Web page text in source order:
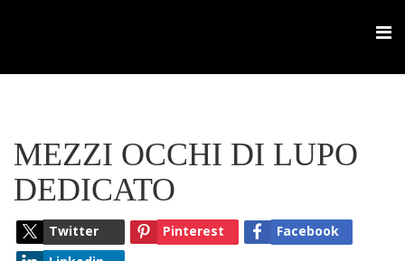
MEZZI OCCHI DI LUPO
DEDICATO
Twitter Pinterest
Facebook